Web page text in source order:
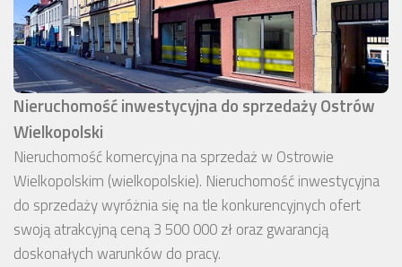
Nieruchomość inwestycyjna do sprzedaży Ostrów
Wielkopolski
Nieruchomość komercyjna na sprzedaż w Ostrowie
Wielkopolskim (wielkopolskie). Nieruchomość inwestycyjna
do sprzedaży wyróżnia się na tle konkurencyjnych ofert
swoją atrakcyjną ceną 3 500 000 zł oraz gwarancją
doskonałych warunków do pracy.